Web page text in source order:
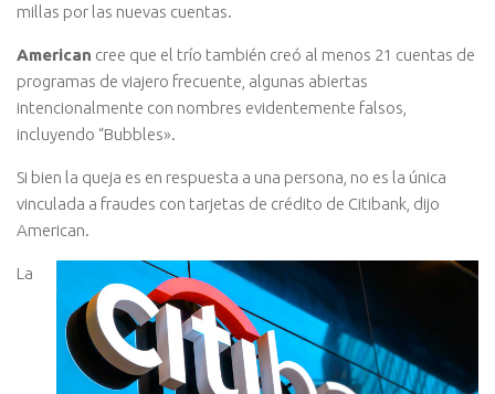
millas por las nuevas cuentas.
American cree que el trío también creó al menos 21 cuentas de
programas de viajero frecuente, algunas abiertas
intencionalmente con nombres evidentemente falsos,
incluyendo “Bubbles».
Si bien la queja es en respuesta a una persona, no es la única
vinculada a fraudes con tarjetas de crédito de Citibank, dijo
American.
La